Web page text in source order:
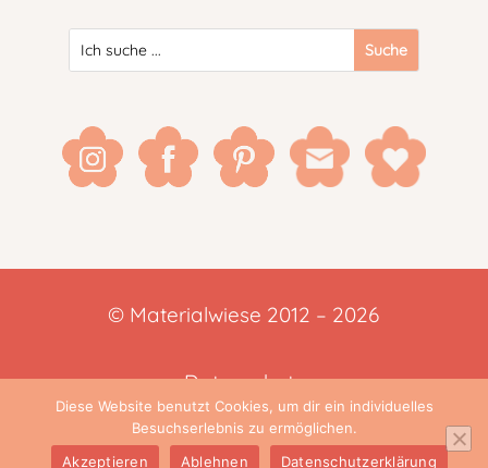
© Materialwiese 2012 – 2026
Datenschutz
Impressum
Diese Website benutzt Cookies, um dir ein individuelles
Besuchserlebnis zu ermöglichen.
Akzeptieren
Ablehnen Datenschutzerklärung